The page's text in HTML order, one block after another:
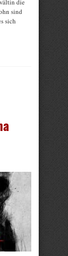
die
sind
sich